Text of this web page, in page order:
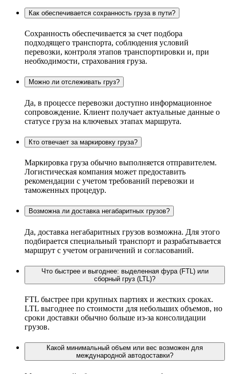
Как обеспечивается сохранность груза в пути?
Сохранность обеспечивается за счет подбора
подходящего транспорта, соблюдения условий
перевозки, контроля этапов транспортировки и, при
необходимости, страхования груза.
Можно ли отслеживать груз?
Да, в процессе перевозки доступно информационное
сопровождение. Клиент получает актуальные данные о
статусе груза на ключевых этапах маршрута.
Кто отвечает за маркировку груза?
Маркировка груза обычно выполняется отправителем.
Логистическая компания может предоставить
рекомендации с учетом требований перевозки и
таможенных процедур.
Возможна ли доставка негабаритных грузов?
Да, доставка негабаритных грузов возможна. Для этого
подбирается специальный транспорт и разрабатывается
маршрут с учетом ограничений и согласований.
Что быстрее и выгоднее: выделенная фура (FTL) или
сборный груз (LTL)?
FTL быстрее при крупных партиях и жестких сроках.
LTL выгоднее по стоимости для небольших объемов, но
сроки доставки обычно больше из-за консолидации
грузов.
Какой минимальный объем или вес возможен для
международной автодоставки?